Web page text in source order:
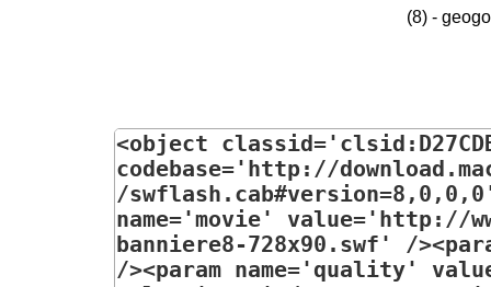
(8) -